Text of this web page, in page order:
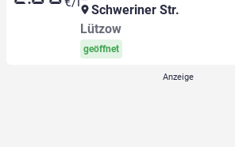
Schweriner Str.
Lützow
geöffnet